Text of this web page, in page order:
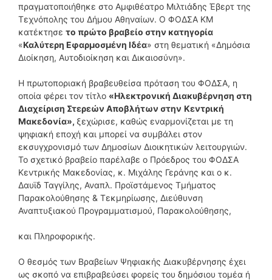
πραγματοποιήθηκε στο Αμφιθέατρο Μιλτιάδης Έβερτ της
Τεχνόπολης του Δήμου Αθηναίων. Ο ΦΟΔΣΑ ΚΜ
κατέκτησε το πρώτο βραβείο στην κατηγορία
«Καλύτερη Εφαρμοσμένη Ιδέα» στη θεματική «Δημόσια
Διοίκηση, Αυτοδιοίκηση και Δικαιοσύνη».
Η πρωτοποριακή βραβευθείσα πρόταση του ΦΟΔΣΑ, η
οποία φέρει τον τίτλο «Ηλεκτρονική Διακυβέρνηση στη
Διαχείριση Στερεών Αποβλήτων στην Κεντρική
Μακεδονία», ξεχώρισε, καθώς εναρμονίζεται με τη
ψηφιακή εποχή και μπορεί να συμβάλει στον
εκσυγχρονισμό των Δημοσίων Διοικητικών λειτουργιών.
Το σχετικό βραβείο παρέλαβε ο Πρόεδρος του ΦΟΔΣΑ
Κεντρικής Μακεδονίας, κ. Μιχάλης Γεράνης και ο κ.
Δαυϊδ Ταγγίλης, Αναπλ. Προϊστάμενος Τμήματος
Παρακολούθησης & Τεκμηρίωσης, Διεύθυνση
Αναπτυξιακού Προγραμματισμού, Παρακολούθησης,
και Πληροφορικής.
O θεσμός των Βραβείων Ψηφιακής Διακυβέρνησης έχει
ως σκοπό να επιβραβεύσει φορείς του δημόσιου τομέα ή